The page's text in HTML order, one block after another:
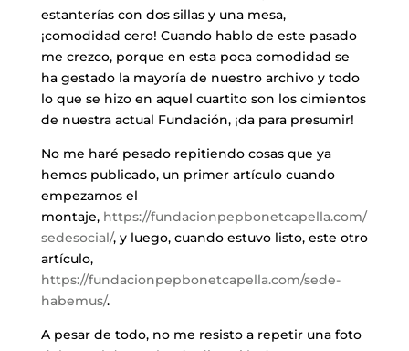
estanterías con dos sillas y una mesa,
¡comodidad cero! Cuando hablo de este pasado
me crezco, porque en esta poca comodidad se
ha gestado la mayoría de nuestro archivo y todo
lo que se hizo en aquel cuartito son los cimientos
de nuestra actual Fundación, ¡da para presumir!
​No me haré pesado repitiendo cosas que ya
hemos publicado, un primer artículo cuando
empezamos el
montaje, https://fundacionpepbonetcapella.com/
sedesocial/, y luego, cuando estuvo listo, este otro
artículo, ​
https://fundacionpepbonetcapella.com/sede-
habemus/.
A pesar de todo, no me resisto a repetir una foto